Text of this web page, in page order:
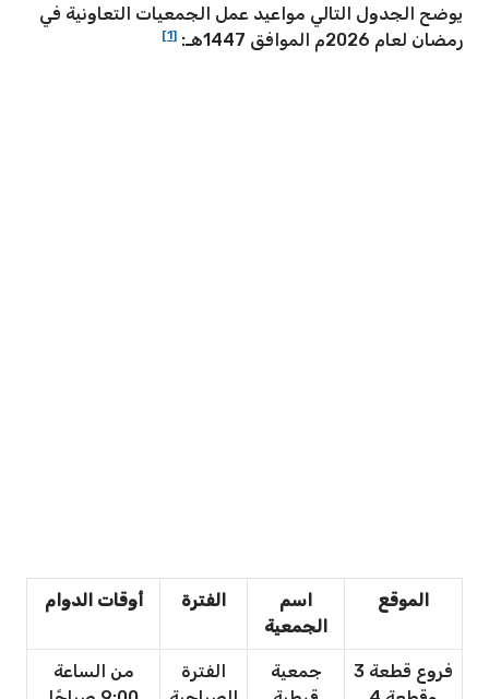
يوضح الجدول التالي مواعيد عمل الجمعيات التعاونية في
رمضان لعام 2026م الموافق 1447هـ:
[1]
الموقع
اسم
الجمعية
الفترة أوقات الدوام
فروع قطعة 3
جمعية
الفترة
من الساعة